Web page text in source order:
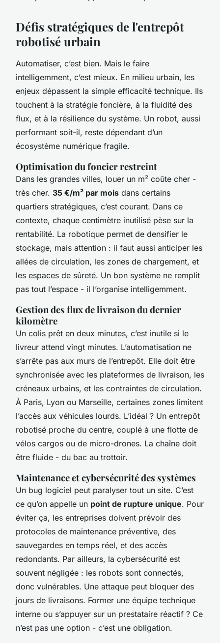
Défis stratégiques de l'entrepôt
robotisé urbain
Automatiser, c’est bien. Mais le faire
intelligemment, c’est mieux. En milieu urbain, les
enjeux dépassent la simple efficacité technique. Ils
touchent à la stratégie foncière, à la fluidité des
flux, et à la résilience du système. Un robot, aussi
performant soit-il, reste dépendant d’un
écosystème numérique fragile.
Optimisation du foncier restreint
Dans les grandes villes, louer un m² coûte cher -
très cher. 35 €/m² par mois dans certains
quartiers stratégiques, c’est courant. Dans ce
contexte, chaque centimètre inutilisé pèse sur la
rentabilité. La robotique permet de densifier le
stockage, mais attention : il faut aussi anticiper les
allées de circulation, les zones de chargement, et
les espaces de sûreté. Un bon système ne remplit
pas tout l’espace - il l’organise intelligemment.
Gestion des flux de livraison du dernier
kilomètre
Un colis prêt en deux minutes, c’est inutile si le
livreur attend vingt minutes. L’automatisation ne
s’arrête pas aux murs de l’entrepôt. Elle doit être
synchronisée avec les plateformes de livraison, les
créneaux urbains, et les contraintes de circulation.
À Paris, Lyon ou Marseille, certaines zones limitent
l’accès aux véhicules lourds. L’idéal ? Un entrepôt
robotisé proche du centre, couplé à une flotte de
vélos cargos ou de micro-drones. La chaîne doit
être fluide - du bac au trottoir.
Maintenance et cybersécurité des systèmes
Un bug logiciel peut paralyser tout un site. C’est
ce qu’on appelle un point de rupture unique. Pour
éviter ça, les entreprises doivent prévoir des
protocoles de maintenance préventive, des
sauvegardes en temps réel, et des accès
redondants. Par ailleurs, la cybersécurité est
souvent négligée : les robots sont connectés,
donc vulnérables. Une attaque peut bloquer des
jours de livraisons. Former une équipe technique
interne ou s’appuyer sur un prestataire réactif ? Ce
n’est pas une option - c’est une obligation.